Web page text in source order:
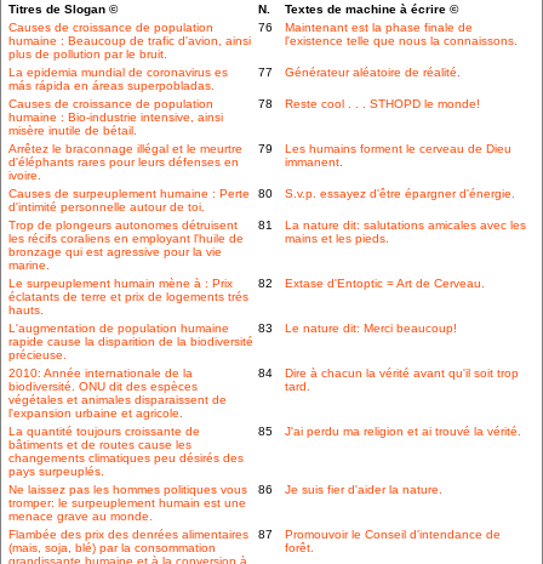
Titres de Slogan ©
N.
Textes de machine à écrire ©
Causes de croissance de population
humaine : Beaucoup de trafic d'avion, ainsi
plus de pollution par le bruit.
76
Maintenant est la phase finale de
l'existence telle que nous la connaissons.
La epidemia mundial de coronavirus es
más rápida en áreas superpobladas.
77 Générateur aléatoire de réalité.
Causes de croissance de population
humaine : Bio-industrie intensive, ainsi
misère inutile de bétail.
78 Reste cool . . . STHOPD le monde!
Arrêtez le braconnage illégal et le meurtre
d'éléphants rares pour leurs défenses en
ivoire.
79
Les humains forment le cerveau de Dieu
immanent.
Causes de surpeuplement humaine : Perte
d'intimité personnelle autour de toi.
80 S.v.p. essayez d'être épargner d'énergie.
Trop de plongeurs autonomes détruisent
les récifs coraliens en employant l'huile de
bronzage qui est agressive pour la vie
marine.
81
La nature dit: salutations amicales avec les
mains et les pieds.
Le surpeuplement humain mène à : Prix
éclatants de terre et prix de logements trés
hauts.
82 Extase d'Entoptic = Art de Cerveau.
L'augmentation de population humaine
rapide cause la disparition de la biodiversité
précieuse.
83 Le nature dit: Merci beaucoup!
2010: Année internationale de la
biodiversité. ONU dit des espèces
végétales et animales disparaissent de
l'expansion urbaine et agricole.
84
Dire à chacun la vérité avant qu'il soit trop
tard.
La quantité toujours croissante de
bâtiments et de routes cause les
changements climatiques peu désirés des
pays surpeuplés.
85 J'ai perdu ma religion et ai trouvé la vérité.
Ne laissez pas les hommes politiques vous
tromper: le surpeuplement humain est une
menace grave au monde.
86 Je suis fier d'aider la nature.
Flambée des prix des denrées alimentaires
(mais, soja, blé) par la consommation
87
Promouvoir le Conseil d'intendance de
forêt.